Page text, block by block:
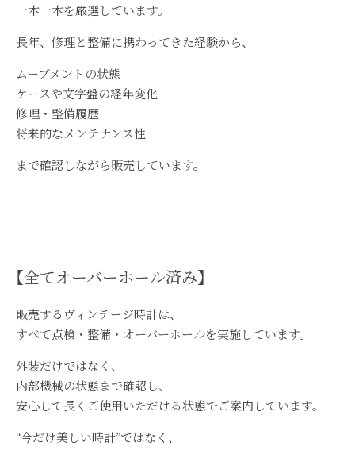
一本一本を厳選しています。
長年、修理と整備に携わってきた経験から、
ムーブメントの状態
ケースや文字盤の経年変化
修理・整備履歴
将来的なメンテナンス性
まで確認しながら販売しています。
【全てオーバーホール済み】
販売するヴィンテージ時計は、
すべて点検・整備・オーバーホールを実施しています。
外装だけではなく、
内部機械の状態まで確認し、
安心して長くご使用いただける状態でご案内しています。
“今だけ美しい時計”ではなく、